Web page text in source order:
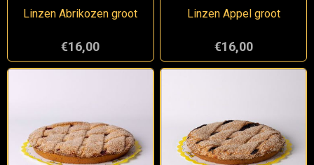
Linzen Abrikozen groot
€16,00
Linzen Appel groot
€16,00